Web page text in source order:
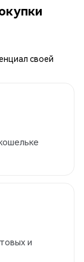
своей
и